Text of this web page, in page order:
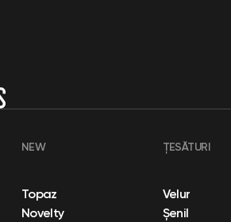
NEW
Topaz
Novelty
ȚESĂTURI
Velur
Șenil